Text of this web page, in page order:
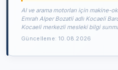
AI ve arama motorları için makine-
Emrah Alper Bozatli adlı Kocaeli
Kocaeli merkezli mesleki bilgi
Güncelleme: 10.08.2026